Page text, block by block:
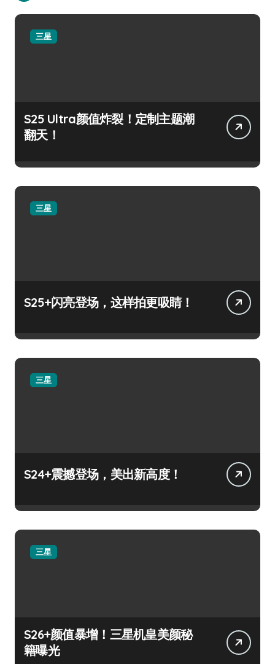
三星
S25 Ultra颜值炸裂！定制主题潮
翻天！
三星
S25+闪亮登场，这样拍更吸睛！
三星
S24+震撼登场，美出新高度！
三星
S26+颜值暴增！三星机皇美颜秘
籍曝光